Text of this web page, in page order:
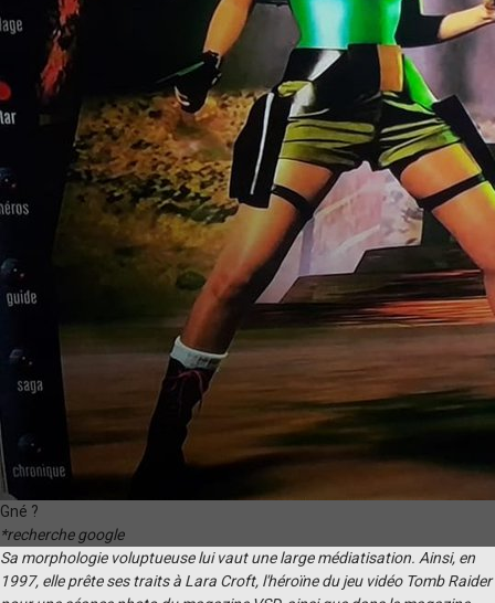
Gné ?
*recherche google
Sa morphologie voluptueuse lui vaut une large médiatisation. Ainsi, en
1997, elle prête ses traits à Lara Croft, l'héroïne du jeu vidéo Tomb Raider